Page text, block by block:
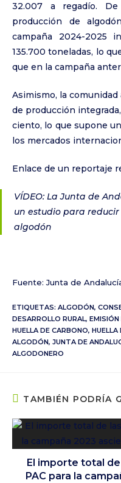
32.007 a regadío.
producción de
campaña 2024-2025
135.700 toneladas, lo
que en la campaña
Asimismo, la
de producción
ciento, lo que supone
los mercados
Enlace de un reportaje
VÍDEO: La Junta de
un estudio para
algodón
Fuente: Junta de
ETIQUETAS: ALGODÓN,
DESARROLLO RURAL, EMISIÓN
HUELLA DE CARBONO, HUELLA
ALGODÓN, JUNTA DE
ALGODONERO
TAMBIÉN PODRÍA
El importe total
PAC para la